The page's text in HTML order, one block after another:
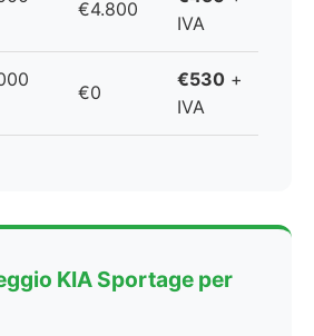
€4.800
IVA
€0
€530 +
IVA
KIA Sportage per